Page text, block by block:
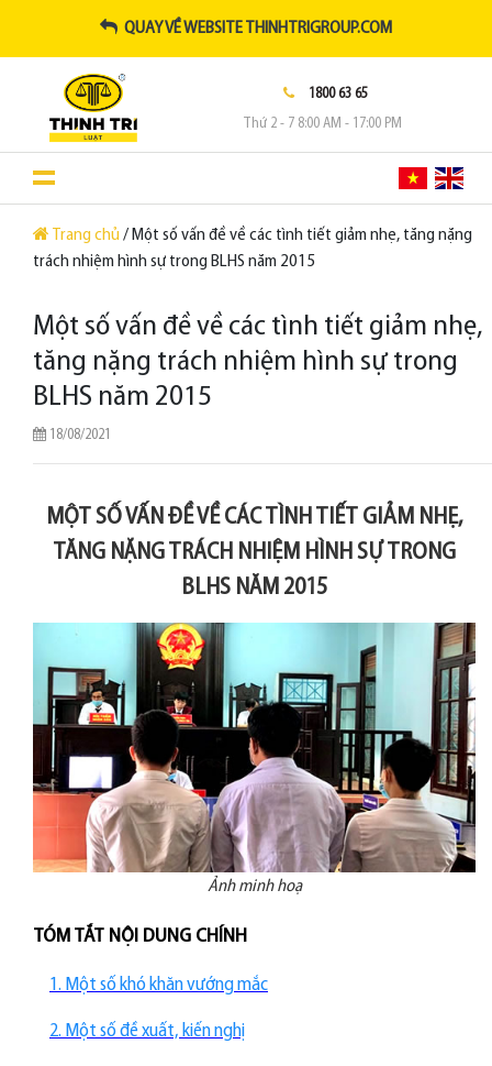
QUAY VỀ WEBSITE THINHTRIGROUP.COM
1800 63 65
Thứ 2 - 7 8:00 AM - 17:00 PM
Trang chủ / Một số vấn đề về các tình tiết giảm nhẹ, tăng nặng
trách nhiệm hình sự trong BLHS năm 2015
Một số vấn đề về các tình tiết giảm nhẹ,
tăng nặng trách nhiệm hình sự trong
BLHS năm 2015
18/08/2021
MỘT SỐ VẤN ĐỀ VỀ CÁC TÌNH TIẾT GIẢM NHẸ,
TĂNG NẶNG TRÁCH NHIỆM HÌNH SỰ TRONG
BLHS NĂM 2015
Ảnh minh hoạ
TÓM TẮT NỘI DUNG CHÍNH
1. Một số khó khăn vướng mắc
2. Một số đề xuất, kiến nghị